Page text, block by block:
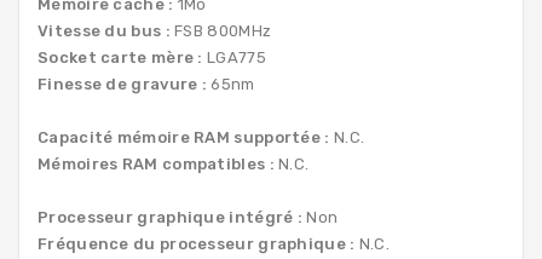
Mémoire cache : 1Mo
Vitesse du bus : FSB 800MHz
Socket carte mère : LGA775
Finesse de gravure : 65nm
Capacité mémoire RAM supportée : N.C.
Mémoires RAM compatibles : N.C.
Processeur graphique intégré : Non
Fréquence du processeur graphique : N.C.